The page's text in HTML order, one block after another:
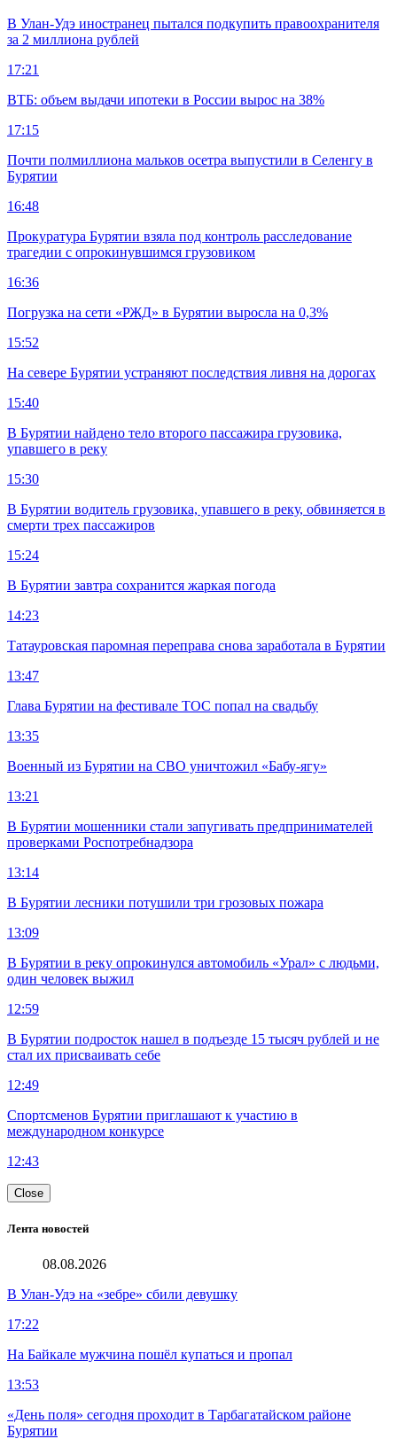
В Улан-Удэ иностранец пытался подкупить правоохранителя
за 2 миллиона рублей
17:21
ВТБ: объем выдачи ипотеки в России вырос на 38%
17:15
Почти полмиллиона мальков осетра выпустили в Селенгу в
Бурятии
16:48
Прокуратура Бурятии взяла под контроль расследование
трагедии с опрокинувшимся грузовиком
16:36
Погрузка на сети «РЖД» в Бурятии выросла на 0,3%
15:52
На севере Бурятии устраняют последствия ливня на дорогах
15:40
В Бурятии найдено тело второго пассажира грузовика,
упавшего в реку
15:30
В Бурятии водитель грузовика, упавшего в реку, обвиняется в
смерти трех пассажиров
15:24
В Бурятии завтра сохранится жаркая погода
14:23
Татауровская паромная переправа снова заработала в Бурятии
13:47
Глава Бурятии на фестивале ТОС попал на свадьбу
13:35
Военный из Бурятии на СВО уничтожил «Бабу-ягу»
13:21
В Бурятии мошенники стали запугивать предпринимателей
проверками Роспотребнадзора
13:14
В Бурятии лесники потушили три грозовых пожара
13:09
В Бурятии в реку опрокинулся автомобиль «Урал» с людьми,
один человек выжил
12:59
В Бурятии подросток нашел в подъезде 15 тысяч рублей и не
стал их присваивать себе
12:49
Спортсменов Бурятии приглашают к участию в
международном конкурсе
12:43
Close
Лента новостей
08.08.2026
В Улан-Удэ на «зебре» сбили девушку
17:22
На Байкале мужчина пошёл купаться и пропал
13:53
«День поля» сегодня проходит в Тарбагатайском районе
Бурятии